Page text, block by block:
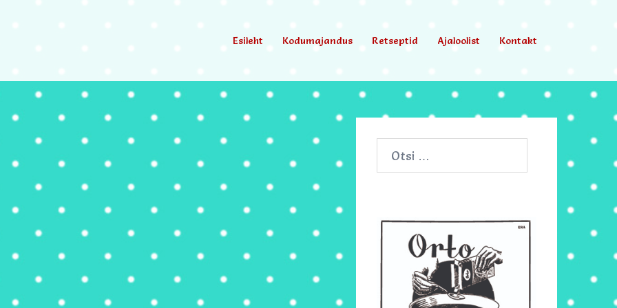
Esileht Kodumajandus Retseptid Ajaloolist Kontakt